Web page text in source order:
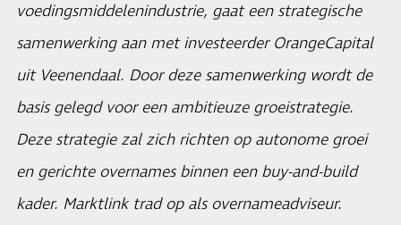
voedingsmiddelenindustrie, gaat een strategische
samenwerking aan met investeerder OrangeCapital
uit Veenendaal. Door deze samenwerking wordt de
basis gelegd voor een ambitieuze groeistrategie.
Deze strategie zal zich richten op autonome groei
en gerichte overnames binnen een buy-and-build
kader. Marktlink trad op als overnameadviseur.